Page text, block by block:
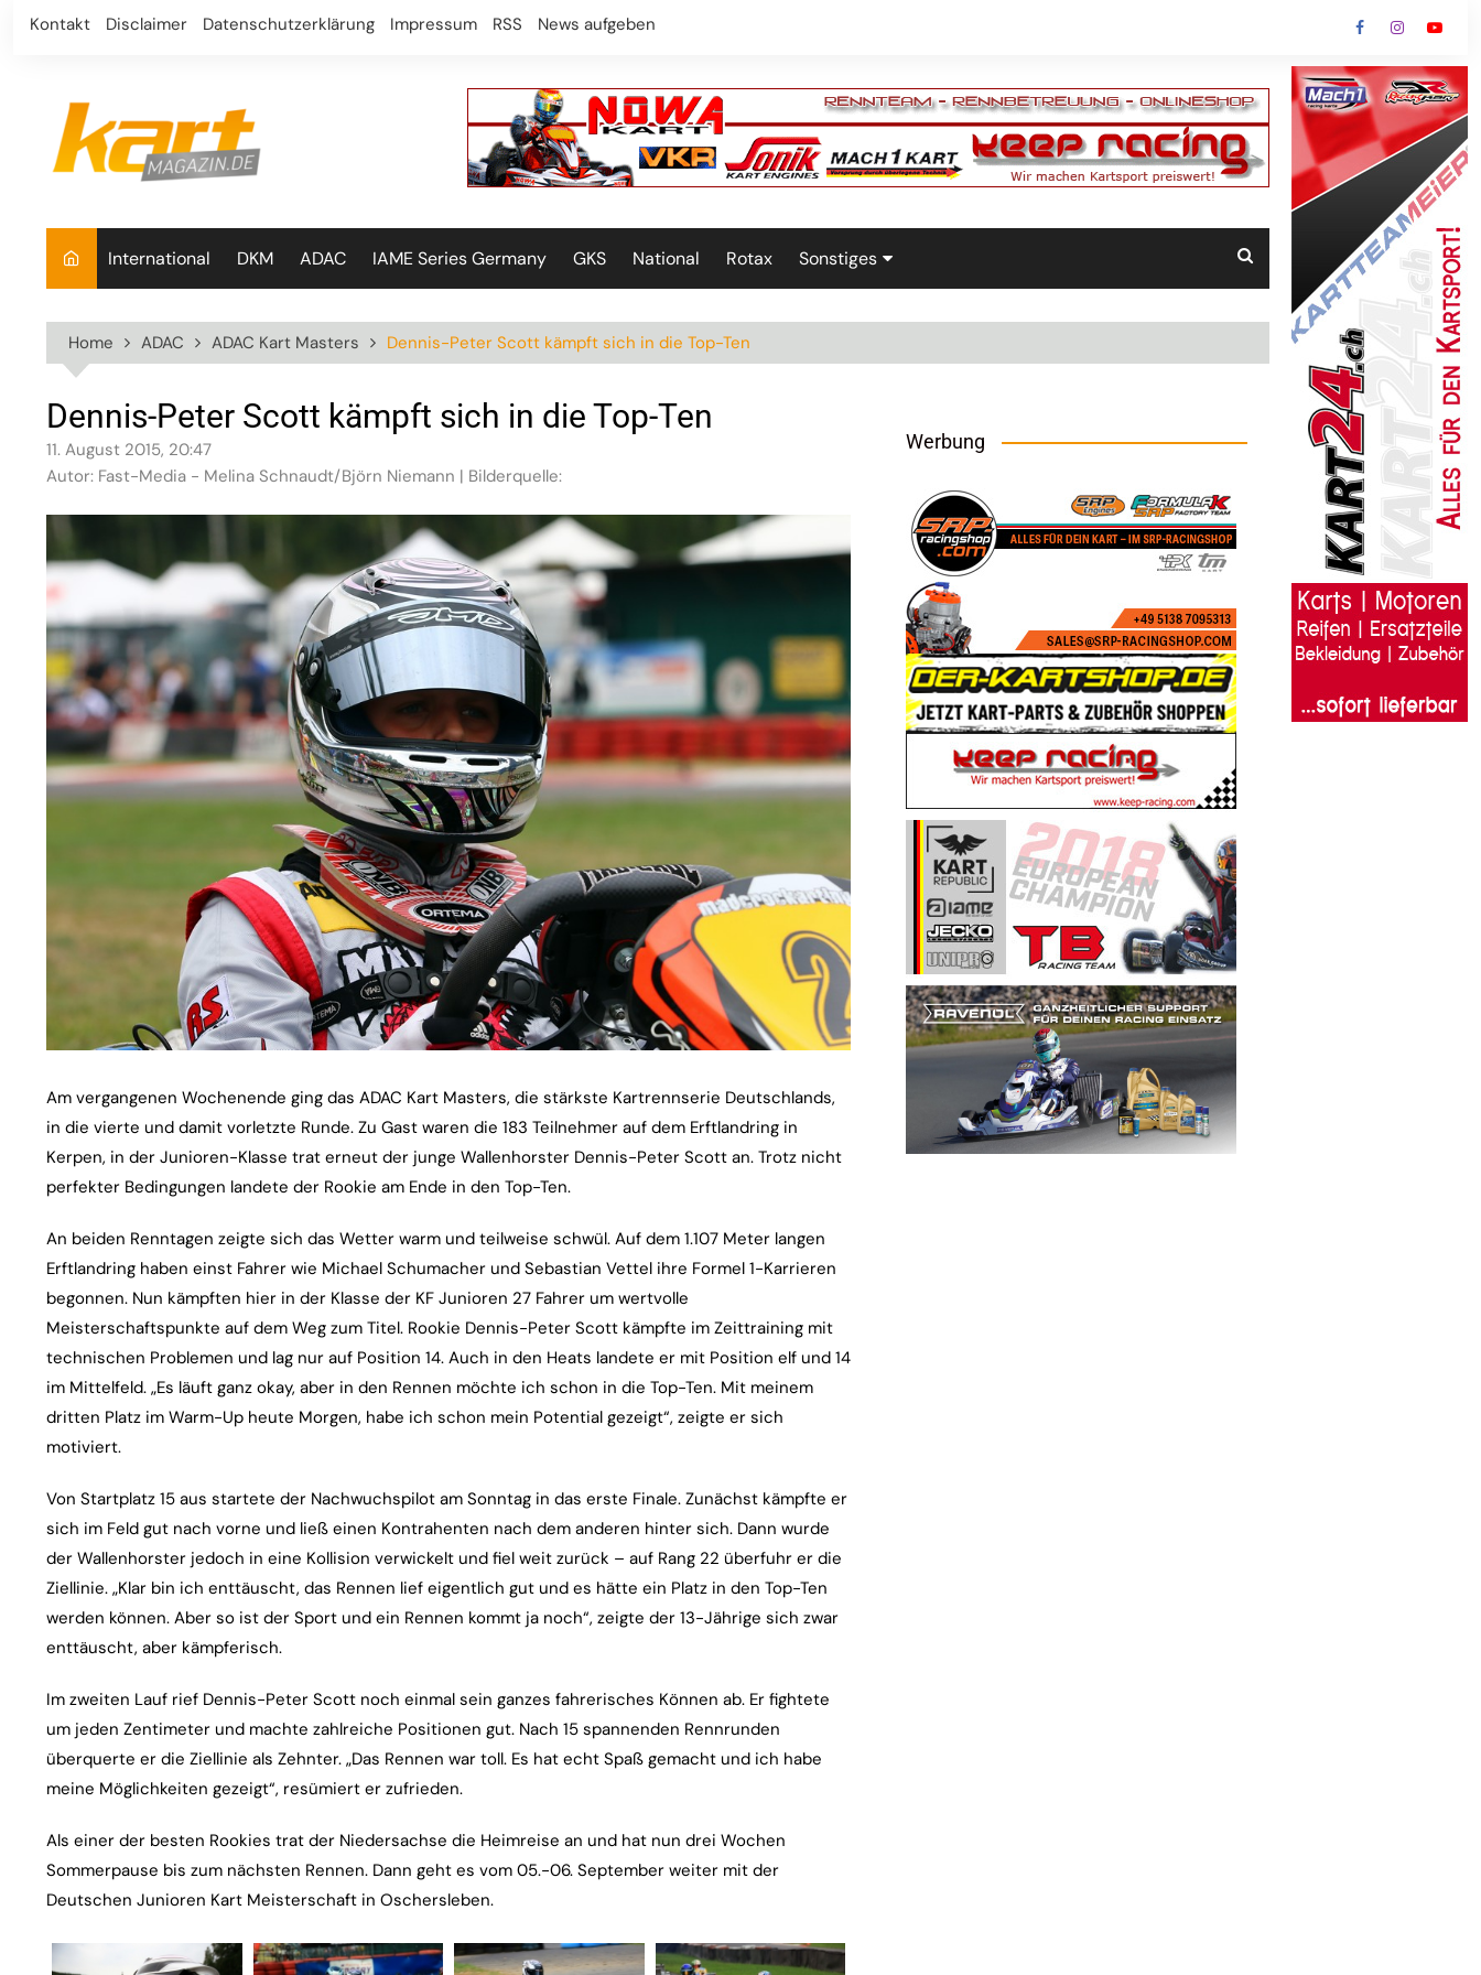
Skip
Kontakt Disclaimer Datenschutzerklärung Impressum RSS News aufgeben
International DKM ADAC IAME Series Germany GKS National Rotax Sonstiges
Home ADAC ADAC Kart Masters Dennis-Peter Scott kämpft sich in die Top-Ten
Dennis-Peter Scott kämpft sich in die Top-Ten
11. August 2015, 20:47
Autor: Fast-Media - Melina Schnaudt/Björn Niemann | Bilderquelle:
Am vergangenen Wochenende ging das ADAC Kart Masters, die stärkste Kartrennserie Deutschlands,
in die vierte und damit vorletzte Runde. Zu Gast waren die 183 Teilnehmer auf dem Erftlandring in
Kerpen, in der Junioren-Klasse trat erneut der junge Wallenhorster Dennis-Peter Scott an. Trotz nicht
perfekter Bedingungen landete der Rookie am Ende in den Top-Ten.
An beiden Renntagen zeigte sich das Wetter warm und teilweise schwül. Auf dem 1.107 Meter langen
Erftlandring haben einst Fahrer wie Michael Schumacher und Sebastian Vettel ihre Formel 1-Karrieren
begonnen. Nun kämpften hier in der Klasse der KF Junioren 27 Fahrer um wertvolle
Meisterschaftspunkte auf dem Weg zum Titel. Rookie Dennis-Peter Scott kämpfte im Zeittraining mit
technischen Problemen und lag nur auf Position 14. Auch in den Heats landete er mit Position elf und 14
im Mittelfeld. „Es läuft ganz okay, aber in den Rennen möchte ich schon in die Top-Ten. Mit meinem
dritten Platz im Warm-Up heute Morgen, habe ich schon mein Potential gezeigt“, zeigte er sich
motiviert.
Von Startplatz 15 aus startete der Nachwuchspilot am Sonntag in das erste Finale. Zunächst kämpfte er
sich im Feld gut nach vorne und ließ einen Kontrahenten nach dem anderen hinter sich. Dann wurde
der Wallenhorster jedoch in eine Kollision verwickelt und fiel weit zurück – auf Rang 22 überfuhr er die
Ziellinie. „Klar bin ich enttäuscht, das Rennen lief eigentlich gut und es hätte ein Platz in den Top-Ten
werden können. Aber so ist der Sport und ein Rennen kommt ja noch“, zeigte der 13-Jährige sich zwar
enttäuscht, aber kämpferisch.
Im zweiten Lauf rief Dennis-Peter Scott noch einmal sein ganzes fahrerisches Können ab. Er fightete
um jeden Zentimeter und machte zahlreiche Positionen gut. Nach 15 spannenden Rennrunden
überquerte er die Ziellinie als Zehnter. „Das Rennen war toll. Es hat echt Spaß gemacht und ich habe
meine Möglichkeiten gezeigt“, resümiert er zufrieden.
Als einer der besten Rookies trat der Niedersachse die Heimreise an und hat nun drei Wochen
Sommerpause bis zum nächsten Rennen. Dann geht es vom 05.-06. September weiter mit der
Deutschen Junioren Kart Meisterschaft in Oschersleben.
Werbung